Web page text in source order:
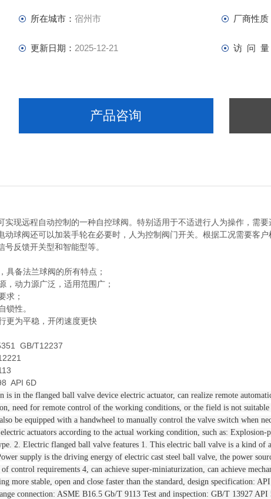
所在城市： 宿州市 厂商性质
更新日期： 2025-12-21 访 问 量
产品咨询
实现远程自动控制的一种自控球阀。特别适用于不适进行人为操作，需
动球阀还可以加装手轮在必要时，人为控制阀门开关。根据工况需要客
反馈开关型和智能型等。
具备法兰球阀的所有特点；
，动力源广泛，适用范围广；
求；
锁性。
更为平稳，开闭速度更快
GB/T12237
API 6D
in the flanged ball valve device electric actuator, can realize remote
need for remote control of the working conditions, or the field is not
be equipped with a handwheel to manually control the valve switch when
actuators according to the actual working condition, such as:
2. Electric flanged ball valve features 1. This electric ball valve is a kind
supply is the driving energy of electric cast steel ball valve, the power
control requirements 4, can achieve super-miniaturization, can achieve
more stable, open and close faster than the standard, design specification:
connection: ASME B16.5 Gb/T 9113 Test and inspection: GB/T 13927 API